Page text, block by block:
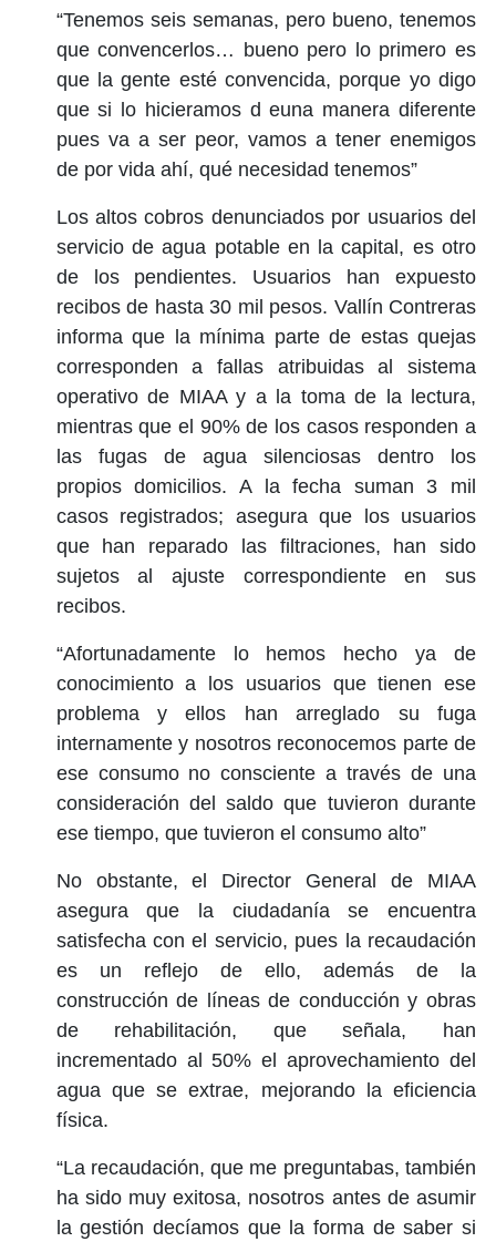
“Tenemos seis semanas, pero bueno, tenemos
que convencerlos… bueno pero lo primero es
que la gente esté convencida, porque yo digo
que si lo hicieramos d euna manera diferente
pues va a ser peor, vamos a tener enemigos
de por vida ahí, qué necesidad tenemos”
Los altos cobros denunciados por usuarios del
servicio de agua potable en la capital, es otro
de los pendientes. Usuarios han expuesto
recibos de hasta 30 mil pesos. Vallín Contreras
informa que la mínima parte de estas quejas
corresponden a fallas atribuidas al sistema
operativo de MIAA y a la toma de la lectura,
mientras que el 90% de los casos responden a
las fugas de agua silenciosas dentro los
propios domicilios. A la fecha suman 3 mil
casos registrados; asegura que los usuarios
que han reparado las filtraciones, han sido
sujetos al ajuste correspondiente en sus
recibos.
“Afortunadamente lo hemos hecho ya de
conocimiento a los usuarios que tienen ese
problema y ellos han arreglado su fuga
internamente y nosotros reconocemos parte de
ese consumo no consciente a través de una
consideración del saldo que tuvieron durante
ese tiempo, que tuvieron el consumo alto”
No obstante, el Director General de MIAA
asegura que la ciudadanía se encuentra
satisfecha con el servicio, pues la recaudación
es un reflejo de ello, además de la
construcción de líneas de conducción y obras
de rehabilitación, que señala, han
incrementado al 50% el aprovechamiento del
agua que se extrae, mejorando la eficiencia
física.
“La recaudación, que me preguntabas, también
ha sido muy exitosa, nosotros antes de asumir
la gestión decíamos que la forma de saber si